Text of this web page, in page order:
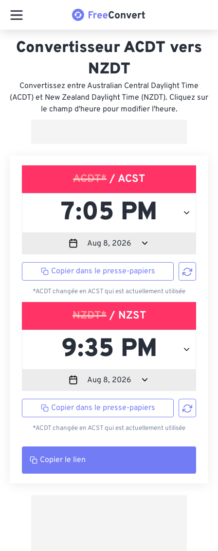
Convertisseur ACDT vers
NZDT
Convertissez entre Australian Central Daylight Time
(ACDT) et New Zealand Daylight Time (NZDT). Cliquez sur
le champ d'heure pour modifier l'heure.
ACDT* / ACST
Copier dans le presse-papiers
*ACDT changée en ACST qui est actuellement utilisée
NZDT*/ NZST
Copier dans le presse-papiers
*ACDT changée en ACST qui est actuellement utilisée
Copier le lien